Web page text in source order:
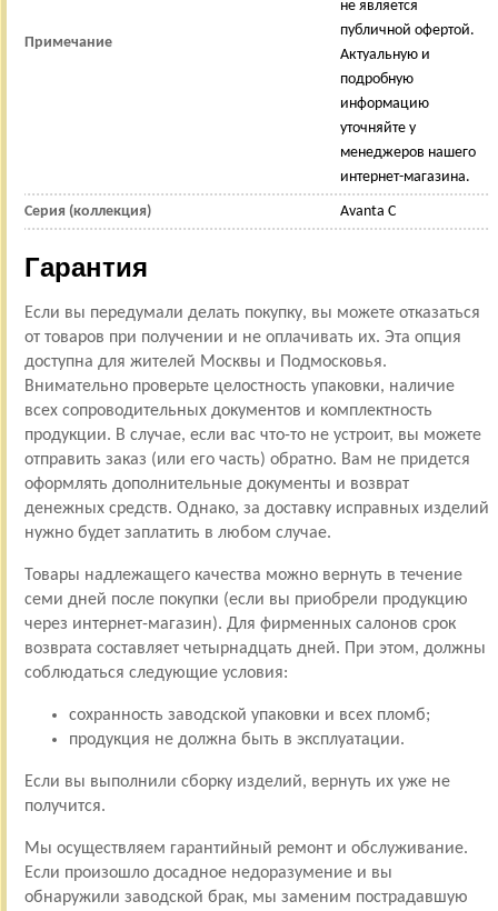
Примечание
не является
публичной офертой.
Актуальную и
подробную
информацию
уточняйте у
менеджеров нашего
интернет-магазина.
Серия (коллекция) Avanta C
Гарантия
Если вы передумали делать покупку, вы можете отказаться
от товаров при получении и не оплачивать их. Эта опция
доступна для жителей Москвы и Подмосковья.
Внимательно проверьте целостность упаковки, наличие
всех сопроводительных документов и комплектность
продукции. В случае, если вас что-то не устроит, вы можете
отправить заказ (или его часть) обратно. Вам не придется
оформлять дополнительные документы и возврат
денежных средств. Однако, за доставку исправных изделий
нужно будет заплатить в любом случае.
Товары надлежащего качества можно вернуть в течение
семи дней после покупки (если вы приобрели продукцию
через интернет-магазин). Для фирменных салонов срок
возврата составляет четырнадцать дней. При этом, должны
соблюдаться следующие условия:
сохранность заводской упаковки и всех пломб;
продукция не должна быть в эксплуатации.
Если вы выполнили сборку изделий, вернуть их уже не
получится.
Мы осуществляем гарантийный ремонт и обслуживание.
Если произошло досадное недоразумение и вы
обнаружили заводской брак, мы заменим пострадавшую